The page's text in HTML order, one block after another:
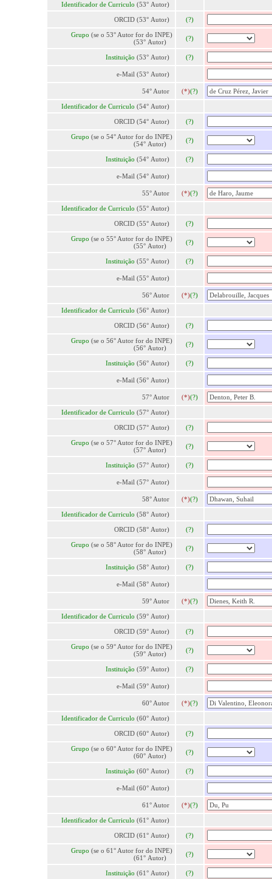
Identificador de Curriculo (53° Autor)
ORCID (53° Autor) (?)
Grupo (se o 53° Autor for do INPE)
(53° Autor)
(?)
Instituição (53° Autor) (?)
e-Mail (53° Autor)
54° Autor (*)(?)
Identificador de Curriculo (54° Autor)
ORCID (54° Autor) (?)
Grupo (se o 54° Autor for do INPE)
(54° Autor)
(?)
Instituição (54° Autor) (?)
e-Mail (54° Autor)
55° Autor (*)(?)
Identificador de Curriculo (55° Autor)
ORCID (55° Autor) (?)
Grupo (se o 55° Autor for do INPE)
(55° Autor)
(?)
Instituição (55° Autor) (?)
e-Mail (55° Autor)
56° Autor (*)(?)
Identificador de Curriculo (56° Autor)
ORCID (56° Autor) (?)
Grupo (se o 56° Autor for do INPE)
(56° Autor)
(?)
Instituição (56° Autor) (?)
e-Mail (56° Autor)
57° Autor (*)(?)
Identificador de Curriculo (57° Autor)
ORCID (57° Autor) (?)
Grupo (se o 57° Autor for do INPE)
(57° Autor)
(?)
Instituição (57° Autor) (?)
e-Mail (57° Autor)
58° Autor (*)(?)
Identificador de Curriculo (58° Autor)
ORCID (58° Autor) (?)
Grupo (se o 58° Autor for do INPE)
(58° Autor)
(?)
Instituição (58° Autor) (?)
e-Mail (58° Autor)
59° Autor (*)(?)
Identificador de Curriculo (59° Autor)
ORCID (59° Autor) (?)
Grupo (se o 59° Autor for do INPE)
(59° Autor)
(?)
Instituição (59° Autor) (?)
e-Mail (59° Autor)
60° Autor (*)(?)
Identificador de Curriculo (60° Autor)
ORCID (60° Autor) (?)
Grupo (se o 60° Autor for do INPE)
(60° Autor)
(?)
Instituição (60° Autor) (?)
e-Mail (60° Autor)
61° Autor (*)(?)
Identificador de Curriculo (61° Autor)
ORCID (61° Autor) (?)
Grupo (se o 61° Autor for do INPE)
(61° Autor)
(?)
Instituição (61° Autor) (?)